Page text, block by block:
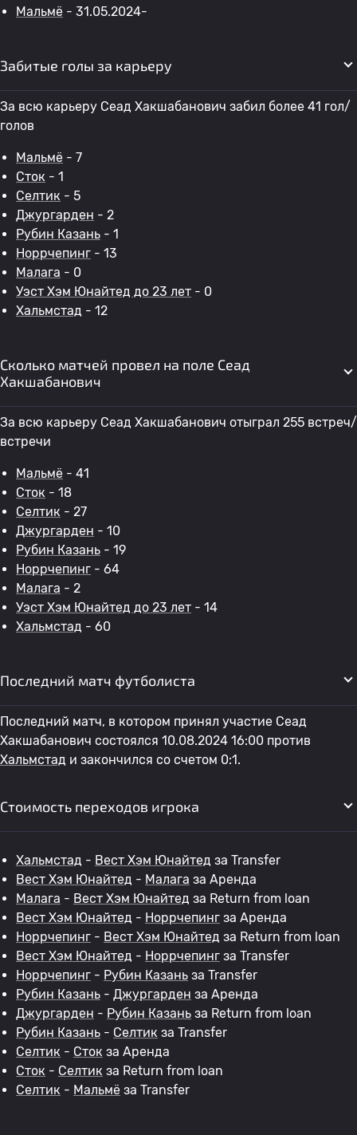
Мальмё - 31.05.2024-
Забитые голы за карьеру
За всю карьеру Сеад Хакшабанович забил более 41 гол/
голов
Мальмё - 7
Сток - 1
Селтик - 5
Джургарден - 2
Рубин Казань - 1
Норрчепинг - 13
Малага - 0
Уэст Хэм Юнайтед до 23 лет - 0
Хальмстад - 12
Сколько матчей провел на поле Сеад
Хакшабанович
За всю карьеру Сеад Хакшабанович отыграл 255 встреч/
встречи
Мальмё - 41
Сток - 18
Селтик - 27
Джургарден - 10
Рубин Казань - 19
Норрчепинг - 64
Малага - 2
Уэст Хэм Юнайтед до 23 лет - 14
Хальмстад - 60
Последний матч футболиста
Последний матч, в котором принял участие Сеад
Хакшабанович состоялся 10.08.2024 16:00 против
Хальмстад и закончился со счетом 0:1.
Стоимость переходов игрока
Хальмстад - Вест Хэм Юнайтед за Transfer
Вест Хэм Юнайтед - Малага за Аренда
Малага - Вест Хэм Юнайтед за Return from loan
Вест Хэм Юнайтед - Норрчепинг за Аренда
Норрчепинг - Вест Хэм Юнайтед за Return from loan
Вест Хэм Юнайтед - Норрчепинг за Transfer
Норрчепинг - Рубин Казань за Transfer
Рубин Казань - Джургарден за Аренда
Джургарден - Рубин Казань за Return from loan
Рубин Казань - Селтик за Transfer
Селтик - Сток за Аренда
Сток - Селтик за Return from loan
Селтик - Мальмё за Transfer